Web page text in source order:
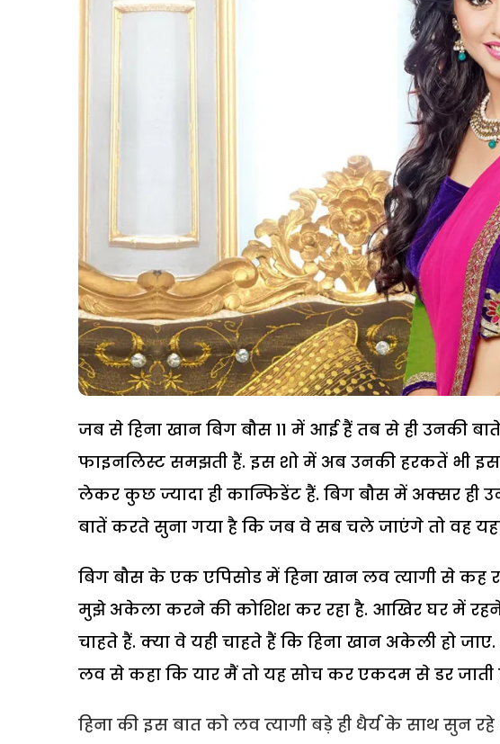
जब से हिना खान बिग बौस 11 में आई हैं तब से ही उनकी
फाइनलिस्ट समझती हैं. इस शो में अब उनकी हरकतें भी
लेकर कुछ ज्यादा ही कान्फिडेंट हैं. बिग बौस में अक्सर ही
बातें करते सुना गया है कि जब वे सब चले जाएंगे तो वह
बिग बौस के एक एपिसोड में हिना खान लव त्यागी से कह
मुझे अकेला करने की कोशिश कर रहा है. आखिर घर में रहने
चाहते हैं. क्या वे यही चाहते हैं कि हिना खान अकेली हो
लव से कहा कि यार मैं तो यह सोच कर एकदम से डर
हिना की इस बात को लव त्यागी बड़े ही धैर्य के साथ सुन